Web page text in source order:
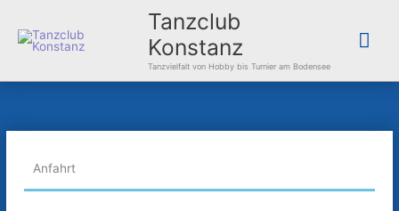
Inhalt
springen
Tanzclub
Konstanz
Tanzvielfalt von Hobby bis Turnier am Bodensee
Anfahrt